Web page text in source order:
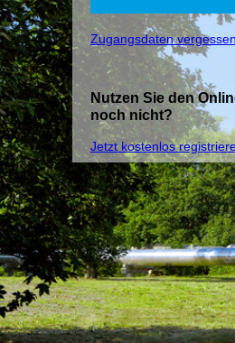
Zugangsdaten
Nutzen Sie den
noch nicht?
Jetzt kostenlos